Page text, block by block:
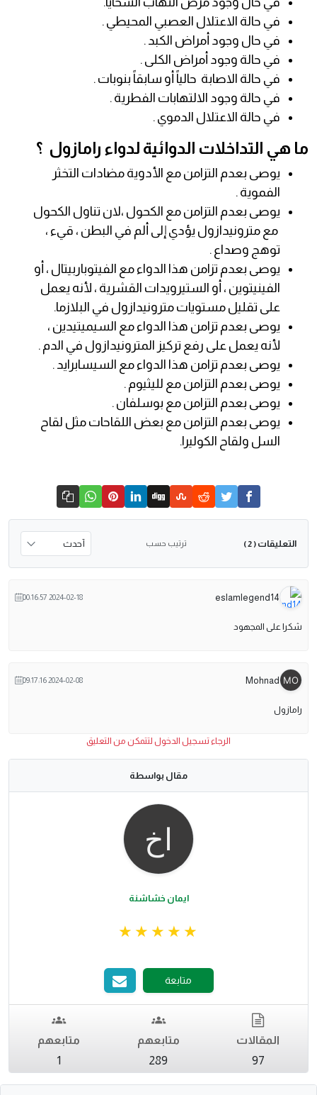
في حالة الاعتلال العصبي المحيطي .
في حال وجود أمراض الكبد .
في حالة وجود أمراض الكلى .
في حالة الاصابة حالياً أو سابقاً بنوبات .
في حالة وجود الالتهابات الفطرية .
في حالة الاعتلال الدموي .
ما هي التداخلات الدوائية لدواء رامازول ؟
يوصى بعدم التزامن مع الأدوية مضادات التخثر
الفموية .
يوصى بعدم التزامن مع الكحول ،لان تناول الكحول
مع مترونيدازول يؤدي إلى ألم في البطن ، قيء ،
توهج وصداع .
يوصى بعدم تزامن هذا الدواء مع الفيتوباربيتال ، أو
الفينيتوين ، أو الستيرويدات القشرية ، لأنه يعمل
على تقليل مستويات مترونيدازول في البلازما.
يوصى بعدم تزامن هذا الدواء مع السيميتيدين ،
لأنه يعمل على رفع تركيز المترونيدازول في الدم .
يوصى بعدم تزامن هذا الدواء مع السيسابرايد .
يوصى بعدم التزامن مع لليثيوم .
يوصى بعدم التزامن مع بوسلفان .
يوصى بعدم التزامن مع بعض اللقاحات مثل لقاح
السل ولقاح الكوليرا.
التعليقات ( 2 ) ترتيب حسب
eslamlegend14
2024-02-18 00:16:57
شكرا على المجهود
Mohnad
2024-02-08 09:17:16
رامازول
الرجاء تسجيل الدخول لتتمكن من التعليق
مقال بواسطة
ايمان خشاشنة
متابعة
المقالات
97
متابعهم
289
متابعهم
1